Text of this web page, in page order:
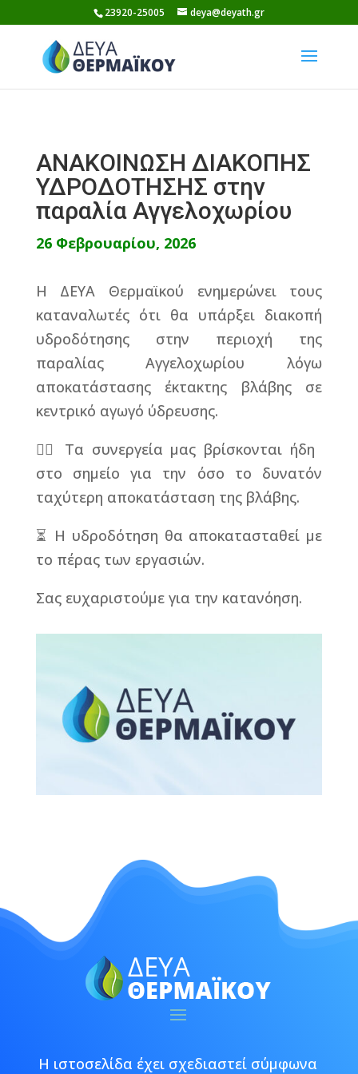
to
content
23920-25005 deya@deyath.gr
ΑΝΑΚΟΙΝΩΣΗ ΔΙΑΚΟΠΗΣ
ΥΔΡΟΔΟΤΗΣΗΣ στην
παραλία Αγγελοχωρίου
26 Φεβρουαρίου, 2026
Η ΔΕΥΑ Θερμαϊκού ενημερώνει τους
καταναλωτές ότι θα υπάρξει διακοπή
υδροδότησης στην περιοχή της
παραλίας Αγγελοχωρίου λόγω
αποκατάστασης έκτακτης βλάβης σε
κεντρικό αγωγό ύδρευσης.
👷‍♂️ Τα συνεργεία μας βρίσκονται ήδη
στο σημείο για την όσο το δυνατόν
ταχύτερη αποκατάσταση της βλάβης.
⏳ Η υδροδότηση θα αποκατασταθεί με
το πέρας των εργασιών.
Σας ευχαριστούμε για την κατανόηση.
Η ιστοσελίδα έχει σχεδιαστεί σύμφωνα